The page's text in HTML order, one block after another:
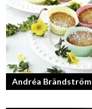
Andréa Brändström